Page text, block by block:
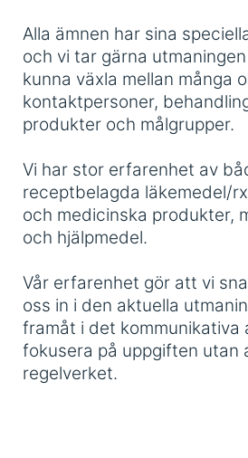
Alla ämnen har sina
och vi tar gärna
kunna växla mellan många
kontaktpersoner,
produkter och målgrupper.
Vi har stor erfarenhet av
receptbelagda läkemedel/
och medicinska produkter,
och hjälpmedel.
Vår erfarenhet gör att vi
oss in i den aktuella
framåt i det kommunikativa
fokusera på uppgiften utan
regelverket.